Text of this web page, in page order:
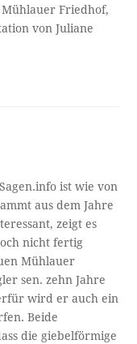
Friedhof,
von Juliane
ist wie von
aus dem Jahre
zeigt es
nicht fertig
Mühlauer
sen. zehn Jahre
wird er auch ein
Beide
die giebelförmige